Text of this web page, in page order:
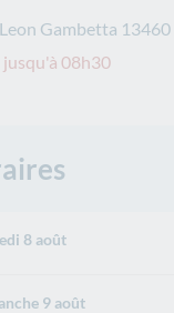
Gambetta 13460
jusqu'à 08h30
8 août
9 août